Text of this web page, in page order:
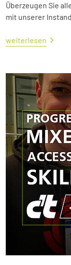
Überzeugen Sie
mit unserer
weiterlesen